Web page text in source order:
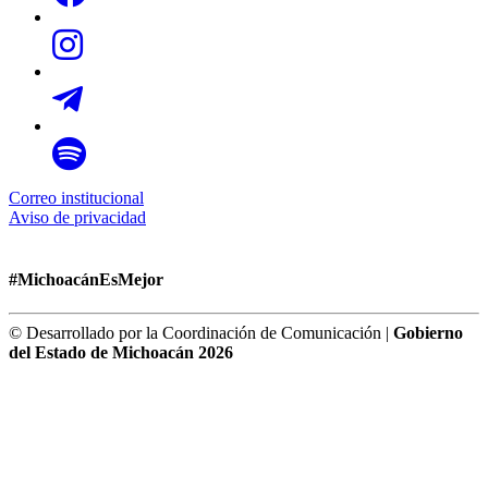
Correo institucional
Aviso de privacidad
#MichoacánEsMejor
© Desarrollado por la Coordinación de Comunicación | Gobierno
del Estado de Michoacán 2026